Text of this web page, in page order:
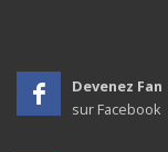
Devenez Fan
sur Facebook